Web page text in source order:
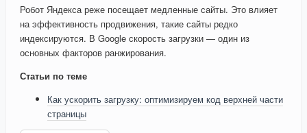
Робот Яндекса реже посещает медленные сайты. Это влияет
на эффективность продвижения, такие сайты редко
индексируются. В Google скорость загрузки — один из
основных факторов ранжирования.
Статьи по теме
Как ускорить загрузку: оптимизируем код верхней части
страницы